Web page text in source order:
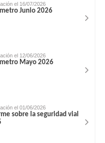
el 16/07/2026
Junio 2026
el 12/06/2026
Mayo 2026
el 01/06/2026
sobre la seguridad vial